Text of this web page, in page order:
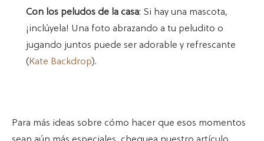
Con los peludos de la casa: Si hay una mascota,
¡inclúyela! Una foto abrazando a tu peludito o
jugando juntos puede ser adorable y refrescante
(Kate Backdrop).
Para más ideas sobre cómo hacer que esos momentos